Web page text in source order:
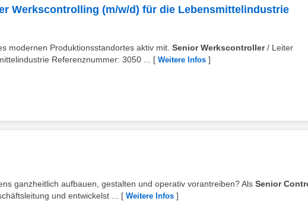
Werkscontrolling (m/w/d) für die Lebensmittelindustrie
modernen Produktionsstandortes aktiv mit. Senior Werkscontroller/ Leiter
Referenznummer: 3050 ...
[ Weitere Infos ]
ganzheitlich aufbauen, gestalten und operativ vorantreiben? Als Senior
und entwickelst ...
[ Weitere Infos ]